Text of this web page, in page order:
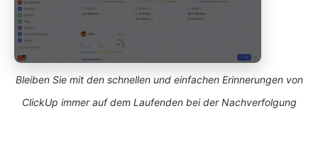
Bleiben Sie mit den schnellen und einfachen Erinnerungen von
ClickUp immer auf dem Laufenden bei der Nachverfolgung